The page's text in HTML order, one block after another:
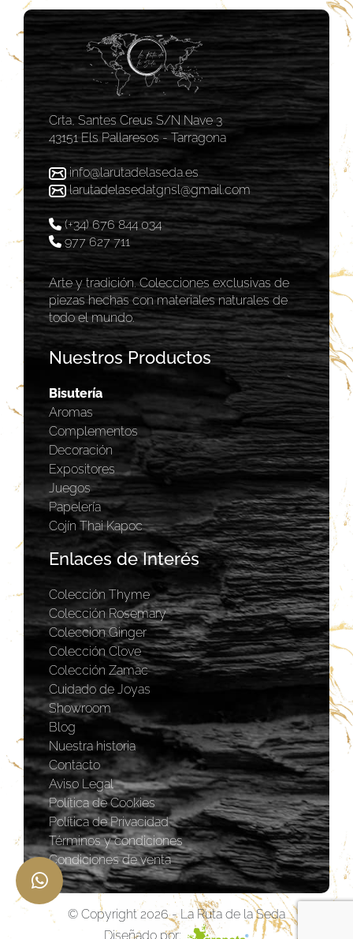
Crta, Santes Creus S/N Nave 3
43151 Els Pallaresos - Tarragona
info@larutadelaseda.es
larutadelasedatgnsl@gmail.com
(+34) 676 844 034
977 627 711
Arte y tradición. Colecciones exclusivas de
piezas hechas con materiales naturales de
todo el mundo.
Nuestros Productos
Bisutería
Aromas
Complementos
Decoración
Expositores
Juegos
Papelería
Cojín Thai Kapoc
Enlaces de Interés
Colección Thyme
Colección Rosemary
Coleccion Ginger
Colección Clove
Colección Zamac
Cuidado de Joyas
Showroom
Blog
Nuestra historia
Contacto
Aviso Legal
Política de Cookies
Política de Privacidad
Términos y condiciones
Condiciones de venta
© Copyright 2026 - La Ruta de la Seda
Diseñado por: